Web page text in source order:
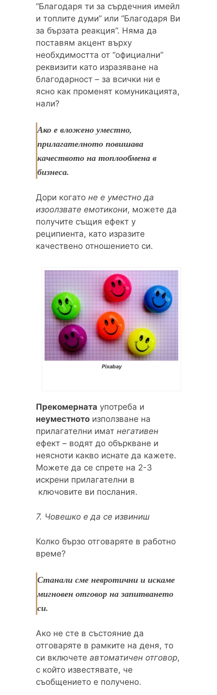
“Благодаря ти за сърдечния имейл
и топлите думи” или “Благодаря Ви
за бързата реакция”. Няма да
поставям акцент върху
необхдимостта от “официални”
реквизити като изразяване на
благодарност – за всички ни е
ясно как променят комуникацията,
нали?
Ако е вложено уместно,
прилагателното повишава
качеството на топлообмена в
бизнеса.
Дори когато не е уместно да
изоолзвате емотикони, можете да
получите същия ефект у
реципиента, като изразите
качествено отношението си.
Pixabay
Прекомерната употреба и
неуместното използване на
прилагателни имат негативен
ефект – водят до объркване и
неясноти какво иснате да кажете.
Можете да се спрете на 2-3
искрени прилагателни в
ключовите ви послания.
7. Човешко е да се извиниш
Колко бързо отговаряте в работно
време?
Станали сме невротични и искаме
мигновен отговор на запитването
си.
Ако не сте в състояние да
отговаряте в рамките на деня, то
си включете автоматичен отговор,
с който известявате, че
съобщението е получено.